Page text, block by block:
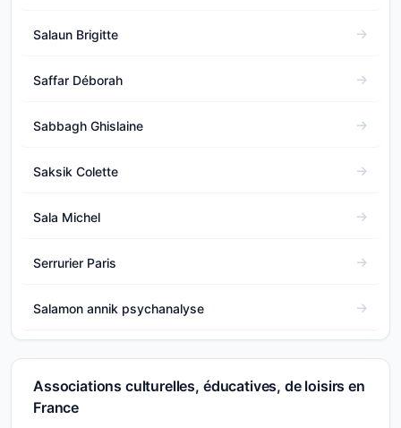
Salaun Brigitte
Saffar Déborah
Sabbagh Ghislaine
Saksik Colette
Sala Michel
Serrurier Paris
Salamon annik psychanalyse
Associations culturelles, éducatives, de loisirs en
France